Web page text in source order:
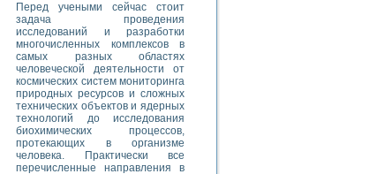
Перед учеными сейчас стоит
задача проведения
исследований и разработки
многочисленных комплексов в
самых разных областях
человеческой деятельности от
космических систем мониторинга
природных ресурсов и сложных
технических объектов и ядерных
технологий до исследования
биохимических процессов,
протекающих в организме
человека. Практически все
перечисленные направления в